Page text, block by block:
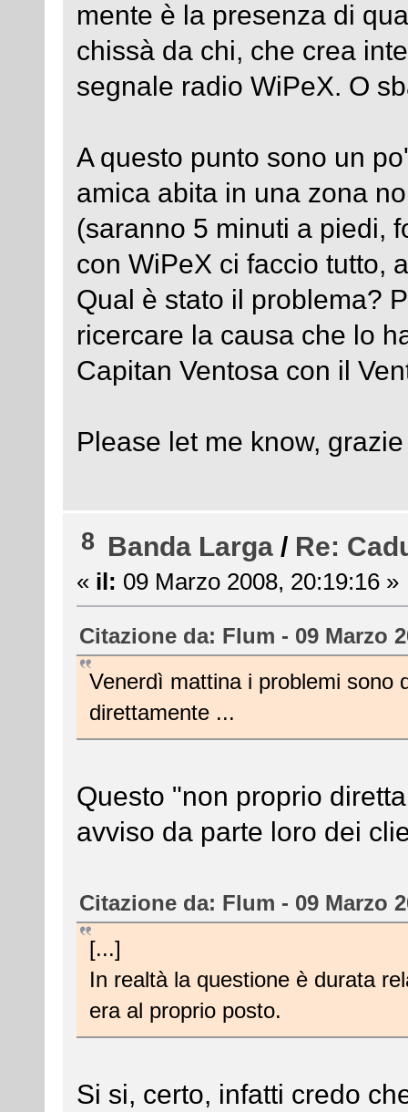
mente è la presenza di
chissà da chi, che crea
segnale radio WiPeX. O
A questo punto sono un
amica abita in una zona
(saranno 5 minuti a piedi,
con WiPeX ci faccio tutto,
Qual è stato il problema?
ricercare la causa che lo
Capitan Ventosa con il
Please let me know,
8 Banda Larga / Re:
« il: 09 Marzo 2008, 20:19:16 »
Citazione da: Flum - 09 Marzo
Venerdì mattina i problemi sono
direttamente ...
Questo "non proprio
avviso da parte loro dei
Citazione da: Flum - 09 Marzo
[...]
In realtà la questione è durata
era al proprio posto.
Si si, certo, infatti credo